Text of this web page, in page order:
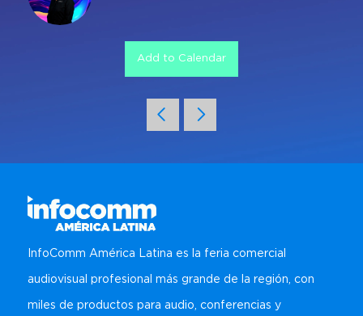
FacebookInstagramLinkedin
Add to Calendar
InfoComm América Latina es la feria comercial
audiovisual profesional más grande de la región, con
miles de productos para audio, conferencias y